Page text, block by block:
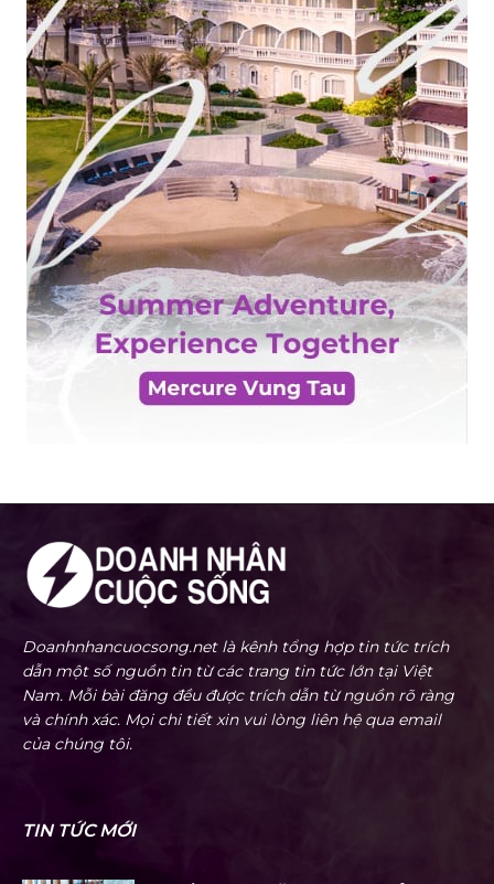
Doanhnhancuocsong.net là kênh tổng hợp tin tức trích
dẫn một số nguồn tin từ các trang tin tức lớn tại Việt
Nam. Mỗi bài đăng đều được trích dẫn từ nguồn rõ ràng
và chính xác. Mọi chi tiết xin vui lòng liên hệ qua email
của chúng tôi.
TIN TỨC MỚI